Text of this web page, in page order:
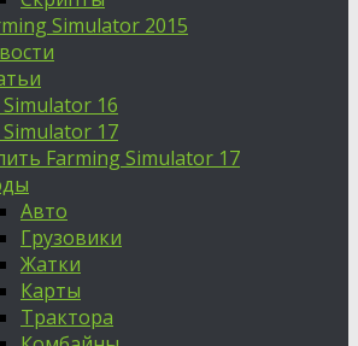
Simulator 2015
16
17
Farming Simulator 17
Авто
Грузовики
Жатки
Карты
Трактора